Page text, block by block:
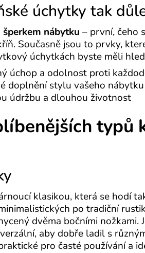
úchytky tak
nábytku – první, čeho
Současně jsou to prvky,
úchytkách byste měli
úchop a odolnost proti
doplnění stylu vašeho
údržbu a dlouhou životnost
typů
klasikou, která se hodí
po tradiční
dvěma bočními nožkami.
aby dobře ladil s
pro časté používání a